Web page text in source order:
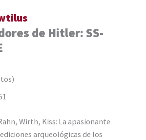
de Hitler: SS-
Wirth, Kiss: La apasionante
arqueológicas de los